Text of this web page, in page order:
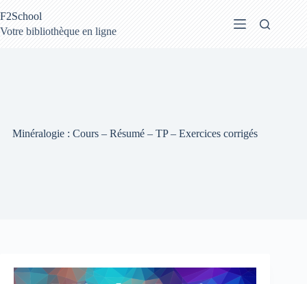
au
contenu
F2School
Votre bibliothèque en ligne
Minéralogie : Cours – Résumé – TP – Exercices corrigés